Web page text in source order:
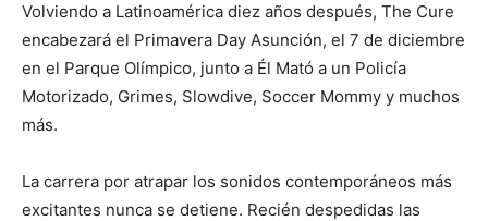
Volviendo a Latinoamérica diez años después, The Cure
encabezará el Primavera Day Asunción, el 7 de diciembre
en el Parque Olímpico, junto a Él Mató a un Policía
Motorizado, Grimes, Slowdive, Soccer Mommy y muchos
más.
La carrera por atrapar los sonidos contemporáneos más
excitantes nunca se detiene. Recién despedidas las